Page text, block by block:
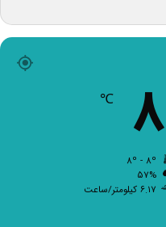
۸
۸º - ۸º
۶.۱۷ کیلومتر/ساعت